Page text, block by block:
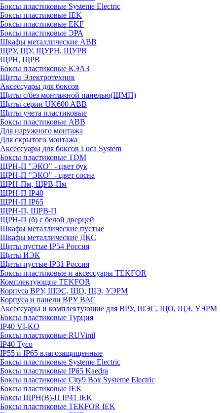
Боксы пластиковые Systeme Electric
Боксы пластиковые IEK
Боксы пластиковые EKF
Боксы пластиковые ЭРА
Шкафы металлические ABB
ЩРУ, ЩУ, ЩУРН, ЩУРВ
ЩРН, ЩРВ
Боксы пластиковые КЭАЗ
Щиты Электротехник
Аксессуары для боксов
Щиты с/без монтажной панелью(ЩМП)
Щиты серии UK600 ABB
Щиты учета пластиковые
Боксы пластиковые ABB
Для наружного монтажа
Для скрытого монтажа
Аксессуары для боксов Luca System
Боксы пластиковые TDM
ЩРН-П "ЭКО" - цвет бук
ЩРН-П "ЭКО" - цвет сосна
ЩРН-Пм, ЩРВ-Пм
ЩРН-П IP40
ЩРН-П IP65
ЩРН-П, ЩРВ-П
ЩРН-П (б) с белой дверцей
Шкафы металлические пустые
Шкафы металлические ДКС
Щиты пустые IP54 Россия
Щиты ИЭК
Щиты пустые IP31 Россия
Боксы пластиковые и аксессуары TEKFOR
Комплектующие TEKFOR
Корпуса ВРУ, ШЭС, ЩО, ЩЭ, УЭРМ
Корпуса и панели ВРУ ВАС
Аксессуары и комплектующие для ВРУ, ШЭС, ЩО, ЩЭ, УЭРМ
Боксы пластиковые Турция
IP40 VI-KO
Боксы пластиковые RUVinil
IP40 Тусо
IP55 и IP65 влагозащищенные
Боксы пластиковые Systeme Electric
Боксы пластиковые IP65 Kaedra
Боксы пластиковые City9 Box Systeme Electric
Боксы пластиковые IEK
Боксы ЩРН(В)-П IP41 IEK
Боксы пластиковые TEKFOR IEK